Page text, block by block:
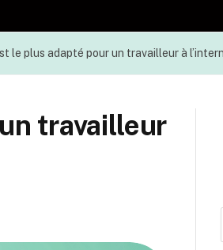
le plus adapté pour un travailleur à
travailleur